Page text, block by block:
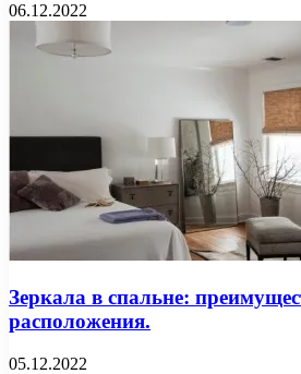
06.12.2022
Зеркала в спальне:
расположения.
05.12.2022